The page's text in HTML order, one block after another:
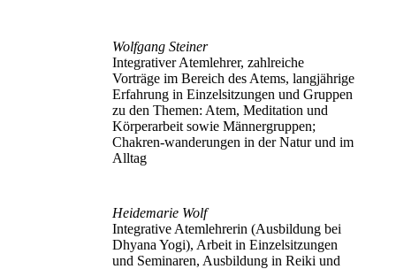
Wolfgang Steiner
Integrativer Atemlehrer, zahlreiche
Vorträge im Bereich des Atems, langjährige
Erfahrung in Einzelsitzungen und Gruppen
zu den Themen: Atem, Meditation und
Körperarbeit sowie Männergruppen;
Chakren-wanderungen in der Natur und im
Alltag
Heidemarie Wolf
Integrative Atemlehrerin (Ausbildung bei
Dhyana Yogi), Arbeit in Einzelsitzungen
und Seminaren, Ausbildung in Reiki und